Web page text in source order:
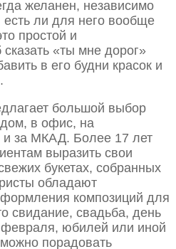
желанен, независимо
есть ли для него вообще
простой и
«ты мне дорог»
в его будни красок и
большой выбор
дом, в офис, на
и за МКАД. Более 17 лет
выразить свои
букетах, собранных
обладают
композиций для
свидание, свадьба, день
юбилей или иной
порадовать